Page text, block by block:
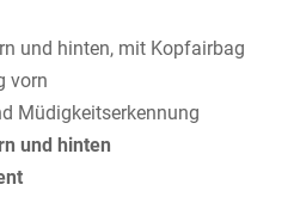
und hinten, mit Kopfairbag
vorn
Müdigkeitserkennung
und hinten